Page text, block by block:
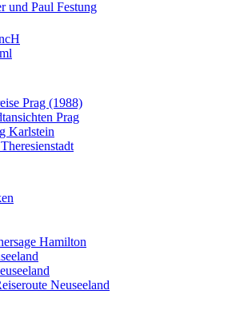
und Paul Festung
Prag (1988)
Prag
Karlstein
Hamilton
Neuseeland